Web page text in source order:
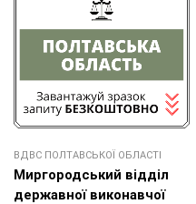
ВДВС ПОЛТАВСЬКОЇ ОБЛАСТІ
Миргородський відділ
державної виконавчої